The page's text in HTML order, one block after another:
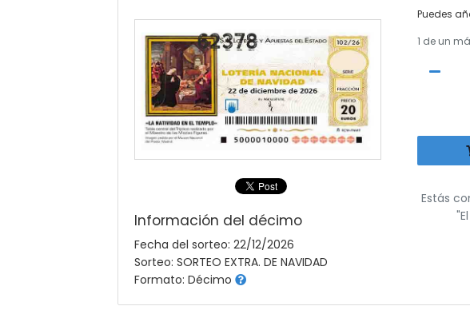
Información del décimo
Fecha del sorteo: 22/12/2026
Sorteo: SORTEO EXTRA. DE NAVIDAD
Formato: Décimo
Puedes
1 de un
Estás